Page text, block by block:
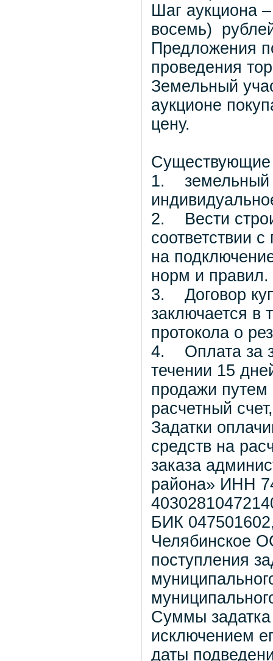
Шаг аукциона
восемь)
Предложения
проведения
Земельный
аукционе
цену.
Существующие
1. земельный
2. Вести
соответствии
на
норм и правил.
3. Договор
заключается в
протокола о
4. Оплата за
течении 15
продажи путем
расчетный
Задатки
средств на
заказа
района» ИНН
БИК
Челябинское
поступления
Суммы задатка
исключением
даты